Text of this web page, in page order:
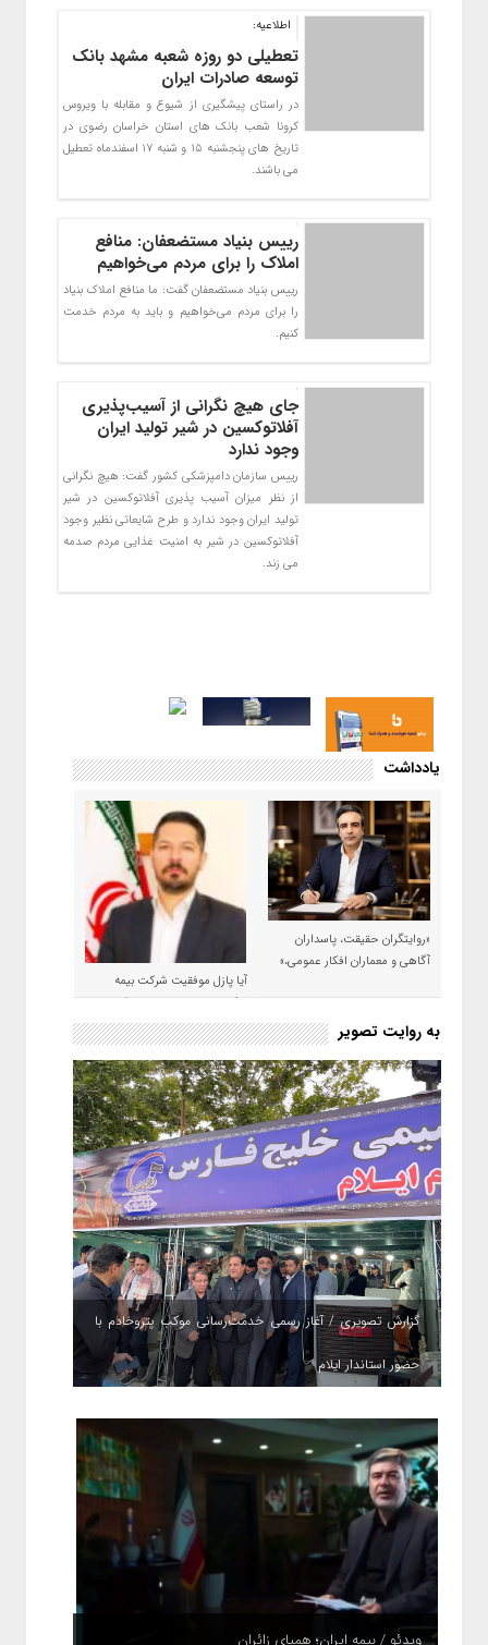
اطلاعیه:
تعطیلی دو روزه شعبه مشهد بانک
توسعه صادرات ایران
در راستای پیشگیری از شیوع و مقابله با ویروس
کرونا شعب بانک های استان خراسان رضوی در
تاریخ های پنجشنبه 15 و شنبه 17 اسفندماه تعطیل
می باشند.
رییس بنیاد مستضعفان: منافع
املاک را برای مردم می‌خواهیم
رییس بنیاد مستضعفان گفت: ما منافع املاک بنیاد
را برای مردم می‌خواهیم و باید به مردم خدمت
کنیم.
جای هیچ نگرانی از آسیب‌پذیری
آفلاتوکسین در شیر تولید ایران
وجود ندارد
رییس سازمان دامپزشکی کشور گفت: هیچ نگرانی
از نظر میزان آسیب پذیری آفلاتوکسین در شیر
تولید ایران وجود ندارد و طرح شایعاتی نظیر وجود
آفلاتوکسین در شیر به امنیت غذایی مردم صدمه
می زند.
یادداشت
«روایتگران حقیقت، پاسداران
آگاهی و معماران افکار عمومی،»
آیا پازل موفقیت شرکت بیمه
حکمت صبا در سال ۱۴۰۵ کامل می
شود؟!
به روایت تصویر
گزارش تصویری / آغاز رسمی خدمت‌رسانی موکب پتروخادم با
حضور استاندار ایلام
ویدئو / بیمه ایران؛ همپای زائران